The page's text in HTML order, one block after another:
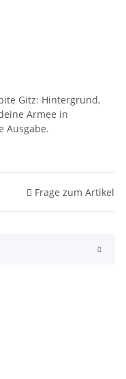
Gitz: Hintergrund,
Armee in
Ausgabe.
Frage zum Artikel